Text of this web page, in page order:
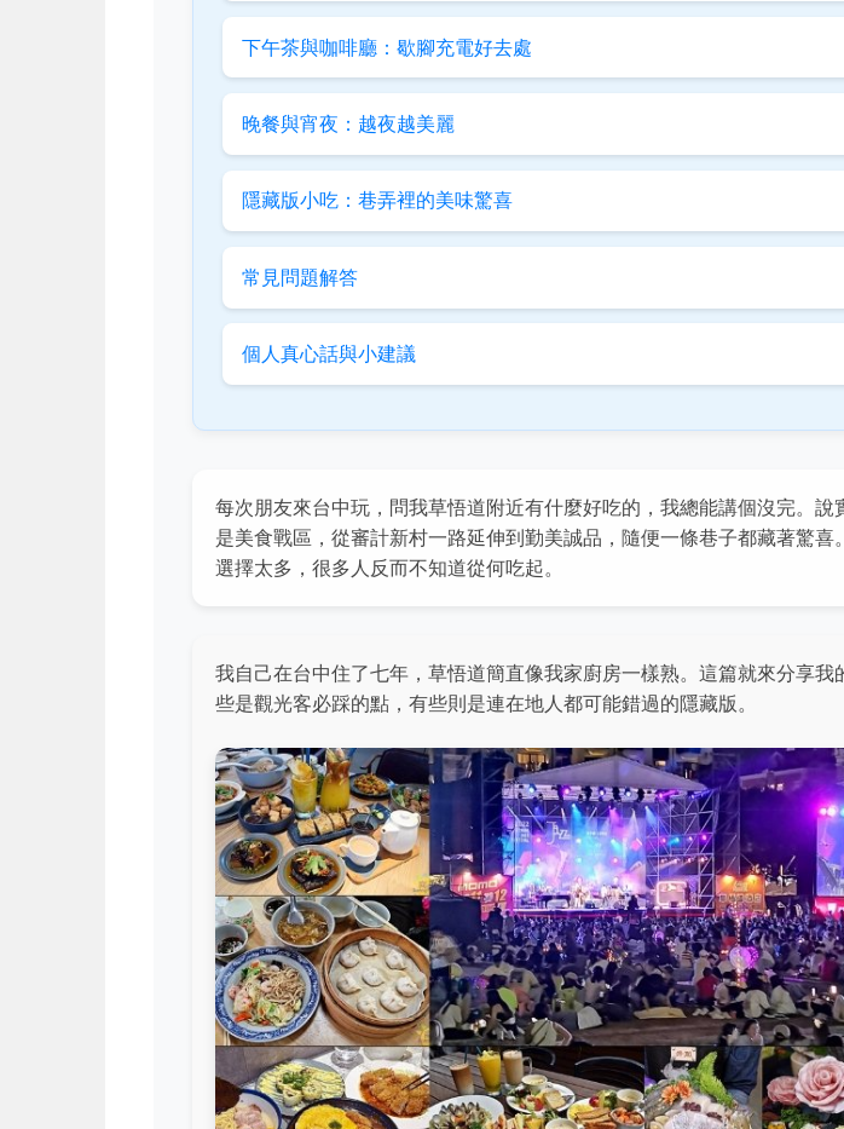
下午茶與咖啡廳：歇腳充電好去處
晚餐與宵夜：越夜越美麗
隱藏版小吃：巷弄裡的美味驚喜
常見問題解答
個人真心話與小建議
每次朋友來台中玩，問我草悟道附近有什麼好吃的，我總能講個沒完。說
是美食戰區，從審計新村一路延伸到勤美誠品，隨便一條巷子都藏著驚喜
選擇太多，很多人反而不知道從何吃起。
我自己在台中住了七年，草悟道簡直像我家廚房一樣熟。這篇就來分享我
些是觀光客必踩的點，有些則是連在地人都可能錯過的隱藏版。